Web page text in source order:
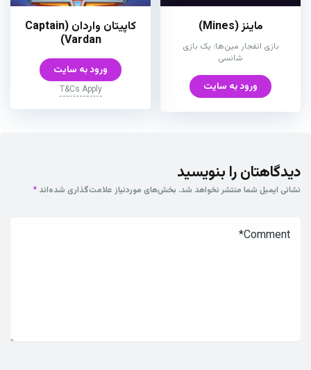
ماینز (Mines)
بازی انفجار مین‌ها؛ یک بازی
شانسی
ورود به سایت
کاپیتان واردان (Captain
Vardan)
ورود به سایت
T&Cs Apply
دیدگاهتان را بنویسید
نشانی ایمیل شما منتشر نخواهد شد. بخش‌های موردنیاز علامت‌گذاری شده‌اند *